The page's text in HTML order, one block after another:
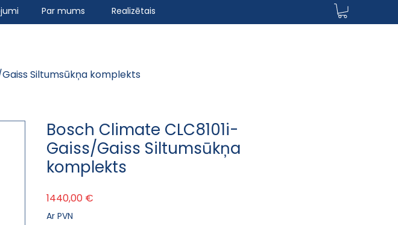
Par mums Realizētais
Gaiss Siltumsūkņa komplekts
Bosch Climate CLC8101i-
Gaiss/Gaiss Siltumsūkņa
komplekts
1440,00 €
Ar PVN